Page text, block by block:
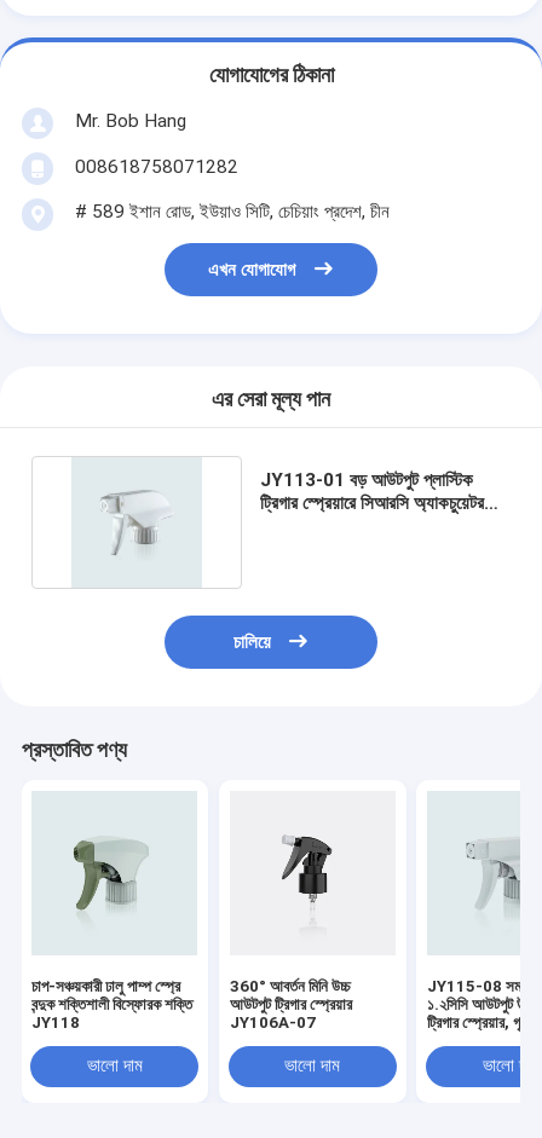
যোগাযোগের ঠিকানা
Mr. Bob Hang
008618758071282
# 589 ইশান রোড, ইউয়াও সিটি, চেচিয়াং প্রদেশ, চীন
এখন যোগাযোগ
এর সেরা মূল্য পান
JY113-01 বড় আউটপুট প্লাস্টিক
ট্রিগার স্প্রেয়ারে সিআরসি অ্যাকচুয়েটর
চালিয়ে
প্রস্তাবিত পণ্য
চাপ-সঞ্চয়কারী ঢালু পাম্প স্প্রে
বন্দুক শক্তিশালী বিস্ফোরক শক্তি
JY118
ভালো দাম
360° আবর্তন মিনি উচ্চ
আউটপুট ট্রিগার স্প্রেয়ার
JY106A-07
ভালো দাম
JY115-08 সমস্ত
১.২সিসি আউটপুট
ট্রিগার স্প্রেয়ার,
ভালো দাম